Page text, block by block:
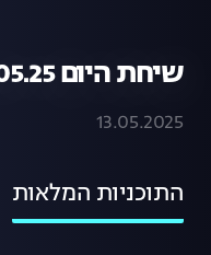
שיחת היום 13.05.25 - התכנית המלאה
13.05.2025
התוכניות המלאות